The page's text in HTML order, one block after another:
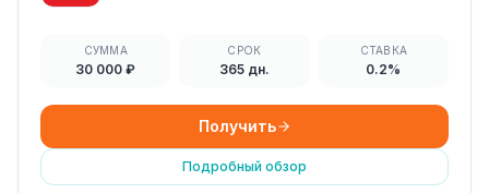
СУММА
30 000 ₽
СРОК
365 дн.
СТАВКА
0.2%
Получить
Подробный обзор